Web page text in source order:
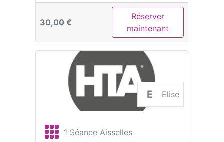
30,00 €
Réserver
maintenant
E Elise
1 Séance Aisselles